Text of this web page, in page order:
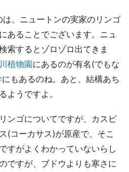
、ニュートンの実家のリンゴ
あることでございます。ニュ
索するとゾロゾロ出てきま
植物園にあるのが有名(でもな
にもあるのね。あと、結構あち
ようですよ。
ンゴについてですが、カスピ
(コーカサス)が原産で、そこ
すがよくわかっていないらし
ですが、ブドウよりも寒さに